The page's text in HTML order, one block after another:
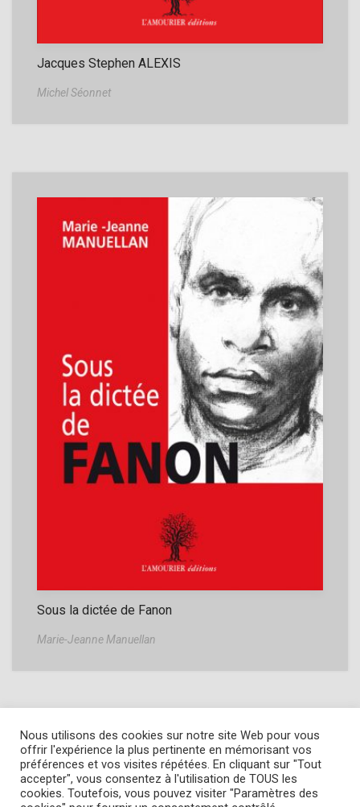
Jacques Stephen ALEXIS
Michel Séonnet
Sous la dictée de Fanon
Marie-Jeanne Manuellan
Copyright © 2022L' Amourier éditions
Nous utilisons des cookies sur notre site Web pour vous
offrir l'expérience la plus pertinente en mémorisant vos
préférences et vos visites répétées. En cliquant sur "Tout
accepter", vous consentez à l'utilisation de TOUS les
cookies. Toutefois, vous pouvez visiter "Paramètres des